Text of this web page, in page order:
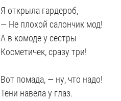
Я открыла гардероб,
— Не плохой салончик мод!
А в комоде у сестры
Косметичек, сразу три!
Вот помада, — ну, что надо!
Тени навела у глаз.